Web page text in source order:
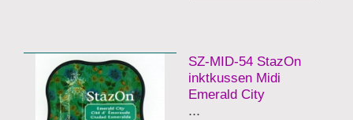
SZ-MID-54 StazOn
inktkussen Midi
Emerald City
...